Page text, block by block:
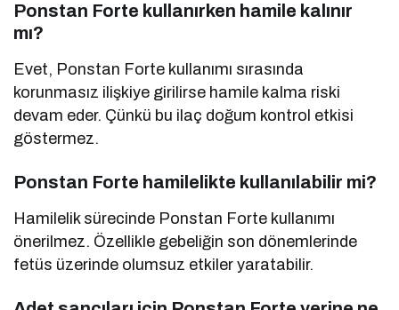
Ponstan Forte kullanırken hamile kalınır
mı?
Evet, Ponstan Forte kullanımı sırasında
korunmasız ilişkiye girilirse hamile kalma riski
devam eder. Çünkü bu ilaç doğum kontrol etkisi
göstermez.
Ponstan Forte hamilelikte kullanılabilir mi?
Hamilelik sürecinde Ponstan Forte kullanımı
önerilmez. Özellikle gebeliğin son dönemlerinde
fetüs üzerinde olumsuz etkiler yaratabilir.